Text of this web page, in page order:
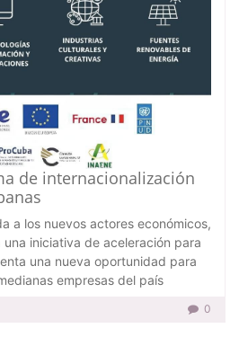
de internacionalización
a los nuevos actores económicos,
iniciativa de aceleración para
una nueva oportunidad para
empresas del país
0